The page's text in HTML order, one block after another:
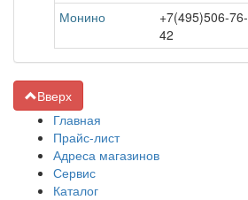
Монино
+7(495)506-76-
42
Вверх
Главная
Прайс-лист
Адреса магазинов
Сервис
Каталог